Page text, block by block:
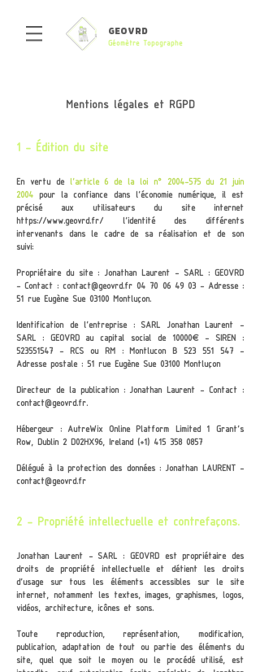
GEOVRD
Géomètre Topographe
Mentions légales et RGPD
1 - Édition du site
En vertu de l'article 6 de la loi n° 2004-575 du 21 juin
2004
pour la confiance dans l'économie numérique, il est
précisé aux utilisateurs du site internet
https://www.geovrd.fr/
l'identité des différents
intervenants dans le cadre de sa réalisation et de son
suivi:
Propriétaire du site : Jonathan Laurent - SARL : GEOVRD
- Contact :contact@geovrd.fr 04 70 06 49 03- Adresse :
51 rue Eugène Sue 03100 Montluçon.
Identification de l'entreprise : SARL Jonathan Laurent -
SARL : GEOVRD au capital social de 10000€ - SIREN :
523551547 - RCS ou RM : Montlucon B523 551 547 -
Adresse postale : 51 rue Eugène Sue 03100 Montluçon
Directeur de la publication : Jonathan Laurent - Contact :
contact@geovrd.fr.
Hébergeur : AutreWix Online Platform Limited 1 Grant’s
Row, Dublin 2 D02HX96, Ireland (+1) 415 358 0857
Délégué à la protection des données : Jonathan LAURENT -
contact@geovrd.fr
2 - Propriété intellectuelle et contrefaçons.
Jonathan Laurent - SARL : GEOVRDest propriétaire des
droits de propriété intellectuelle et détient les droits
d’usage sur tous les éléments accessibles sur le site
internet, notamment les textes, images, graphismes, logos,
vidéos, architecture, icônes et sons.
Toute reproduction, représentation, modification,
publication, adaptation de tout ou partie des éléments du
site, quel que soit le moyen ou le procédé utilisé, est